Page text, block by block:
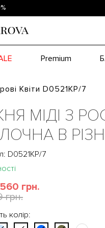
Premium
Квіти D0521КР/7
МІДІ З
В
D0521КР/7
560 грн.
грн.
колір: